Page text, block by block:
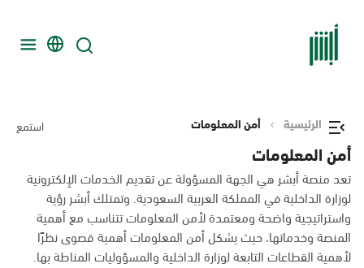
الرئيسية أمن المعلومات استمع
أمن المعلومات
تعد منصة أبشر هي الجهة المسؤولة عن تقديم الخدمات الإلكترونية
لوزارة الداخلية في المملكة العربية السعودية. وتمتلك أبشر رؤية
واستراتيجية واضحة ومعتمدة لأمن المعلومات تتناسب مع أهمية
المنصة وخدماتها، حيث يشكل أمن المعلومات أهمية قصوى نظرًا
لأهمية القطاعات التابعة لوزارة الداخلية والمسؤوليات المناطة بها.